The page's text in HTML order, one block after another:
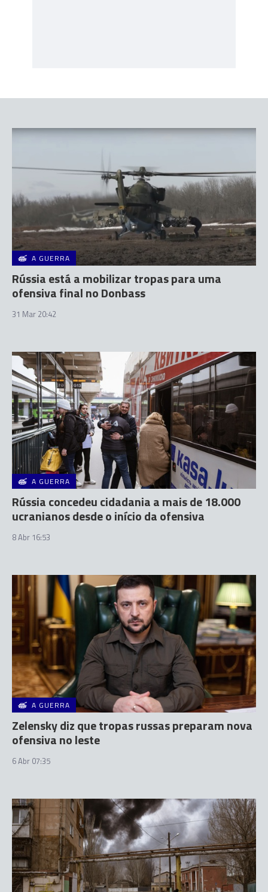
A GUERRA
Rússia está a mobilizar tropas para uma
ofensiva final no Donbass
31 Mar 20:42
A GUERRA
Rússia concedeu cidadania a mais de 18.000
ucranianos desde o início da ofensiva
8 Abr 16:53
A GUERRA
Zelensky diz que tropas russas preparam nova
ofensiva no leste
6 Abr 07:35